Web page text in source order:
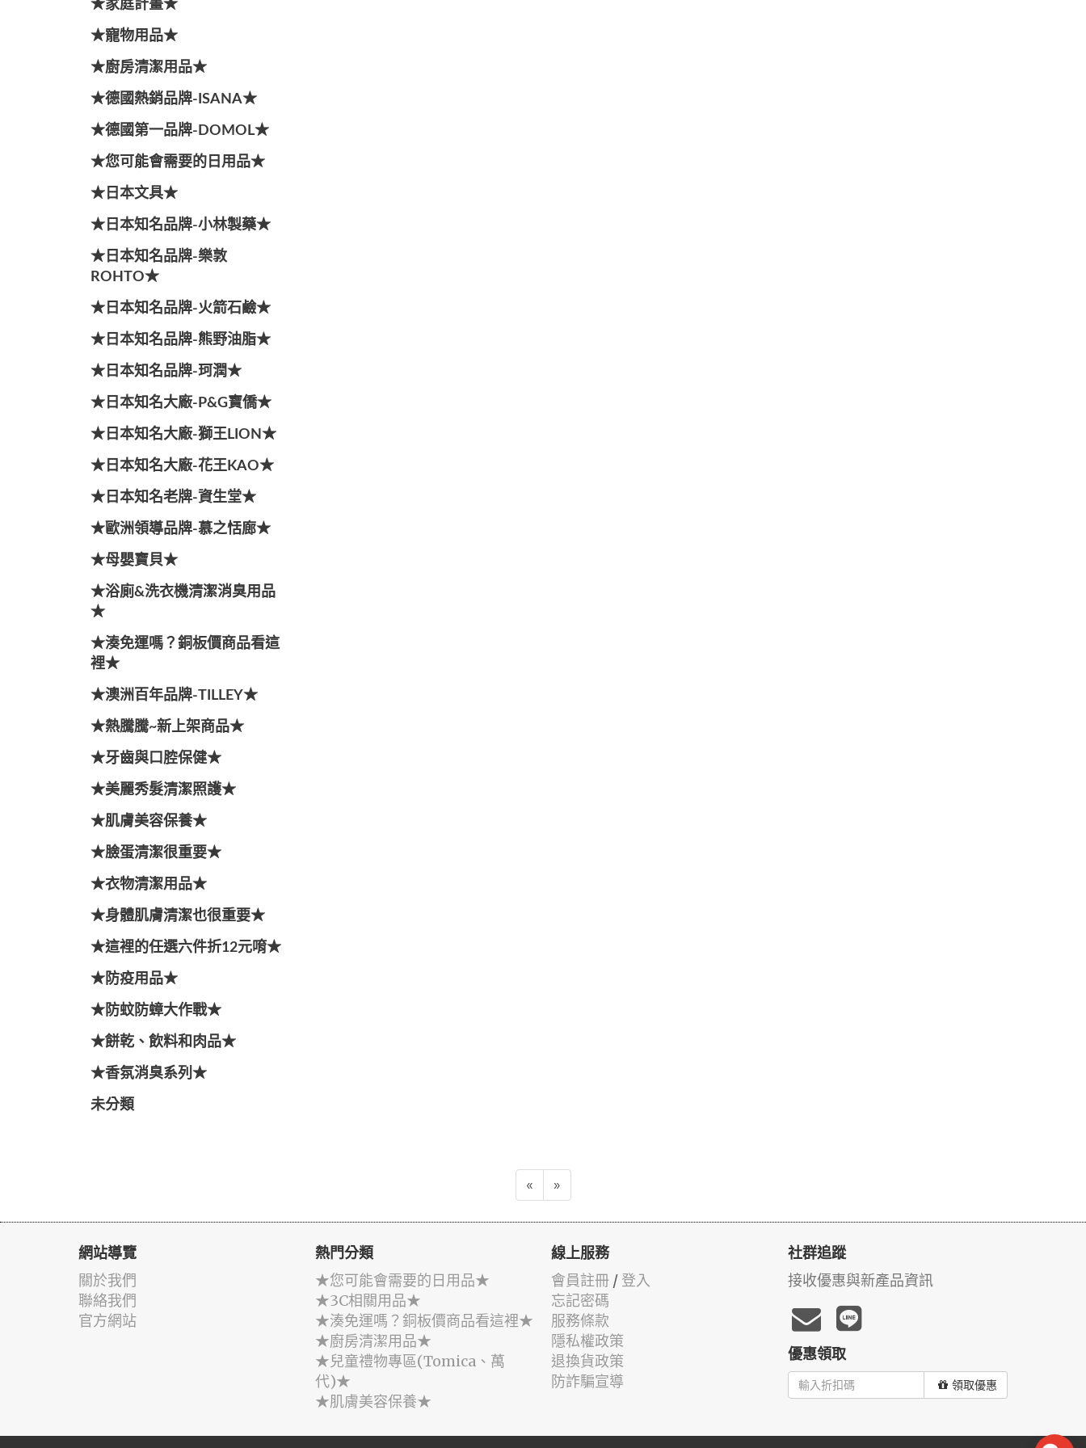
★家庭計畫★
★寵物用品★
★廚房清潔用品★
★德國熱銷品牌-ISANA★
★德國第一品牌-DOMOL★
★您可能會需要的日用品★
★日本文具★
★日本知名品牌-小林製藥★
★日本知名品牌-樂敦
ROHTO★
★日本知名品牌-火箭石鹼★
★日本知名品牌-熊野油脂★
★日本知名品牌-珂潤★
★日本知名大廠-P&G寶僑★
★日本知名大廠-獅王LION★
★日本知名大廠-花王KAO★
★日本知名老牌-資生堂★
★歐洲領導品牌-慕之恬廊★
★母嬰寶貝★
★浴廁&洗衣機清潔消臭用品
★
★湊免運嗎？銅板價商品看這
裡★
★澳洲百年品牌-TILLEY★
★熱騰騰~新上架商品★
★牙齒與口腔保健★
★美麗秀髮清潔照護★
★肌膚美容保養★
★臉蛋清潔很重要★
★衣物清潔用品★
★身體肌膚清潔也很重要★
★這裡的任選六件折12元唷★
★防疫用品★
★防蚊防蟑大作戰★
★餅乾、飲料和肉品★
★香氛消臭系列★
未分類
« »
網站導覽
關於我們
聯絡我們
官方網站
熱門分類
★您可能會需要的日用品★
★3C相關用品★
★湊免運嗎？銅板價商品看這裡★
★廚房清潔用品★
★兒童禮物專區(Tomica、萬
代)★
★肌膚美容保養★
線上服務
會員註冊 / 登入
忘記密碼
服務條款
隱私權政策
退換貨政策
防詐騙宣導
社群追蹤
接收優惠與新產品資訊
優惠領取
領取優惠